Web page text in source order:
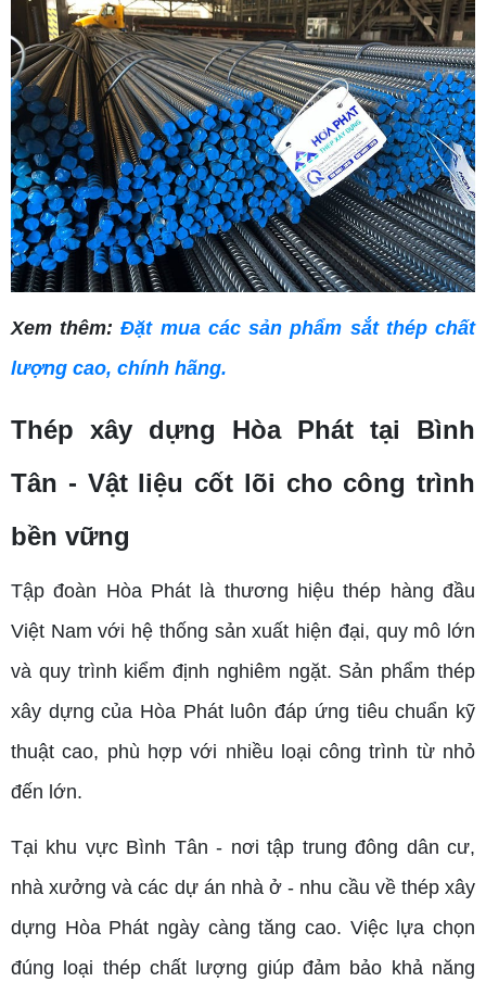
Xem thêm:Đặt mua các sản phẩm sắt thép chất
lượng cao, chính hãng.
Thép xây dựng Hòa Phát tại Bình
Tân - Vật liệu cốt lõi cho công trình
bền vững
Tập đoàn Hòa Phát là thương hiệu thép hàng đầu
Việt Nam với hệ thống sản xuất hiện đại, quy mô lớn
và quy trình kiểm định nghiêm ngặt. Sản phẩm thép
xây dựng của Hòa Phát luôn đáp ứng tiêu chuẩn kỹ
thuật cao, phù hợp với nhiều loại công trình từ nhỏ
đến lớn.
Tại khu vực Bình Tân - nơi tập trung đông dân cư,
nhà xưởng và các dự án nhà ở - nhu cầu về thép xây
dựng Hòa Phát ngày càng tăng cao. Việc lựa chọn
đúng loại thép chất lượng giúp đảm bảo khả năng